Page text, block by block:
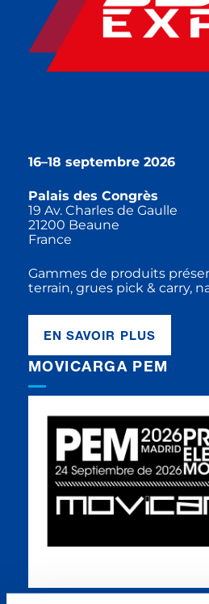
16–18 septembre 2026
Palais des Congrès
19 Av. Charles de Gaulle
21200 Beaune
France
Gammes de produits
terrain, grues pick & carry,
EN SAVOIR PLUS
MOVICARGA PEM